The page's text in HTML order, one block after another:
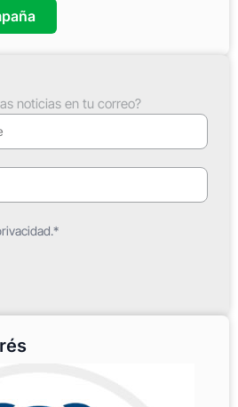
noticias en tu correo?